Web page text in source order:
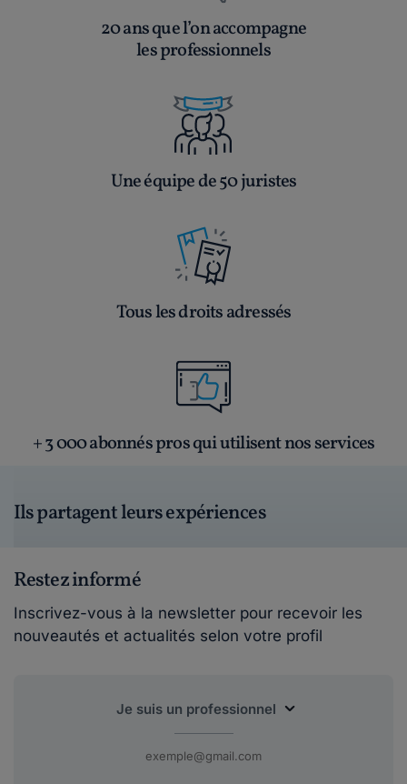
20 ans que l’on accompagne
les professionnels
Une équipe de 50 juristes
Tous les droits adressés
+ 3 000 abonnés pros qui utilisent nos services
Ils partagent leurs expériences
Restez informé
Inscrivez-vous à la newsletter pour recevoir les
nouveautés et actualités selon votre profil